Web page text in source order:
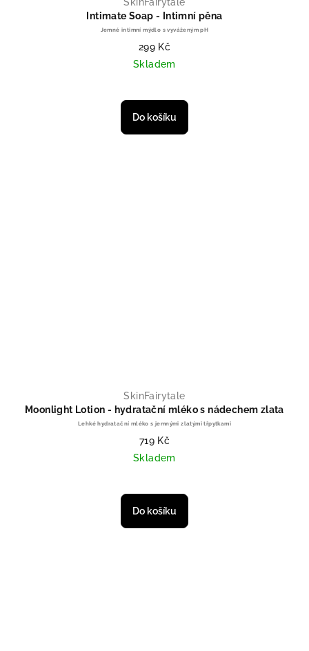
Intimate Soap - Intimní pěna
Jemné intimní mýdlo s vyváženým pH
299 Kč
Skladem
Do košíku
SkinFairytale
Moonlight Lotion - hydratační mléko s nádechem zlata
Lehké hydratační mléko s jemnými zlatými třpytkami
719 Kč
Skladem
Do košíku